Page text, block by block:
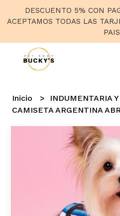
DESCUENTO 5% CON
ACEPTAMOS TODAS LAS
PAIS
Inicio
INDUMENTARIA Y
CAMISETA ARGENTINA